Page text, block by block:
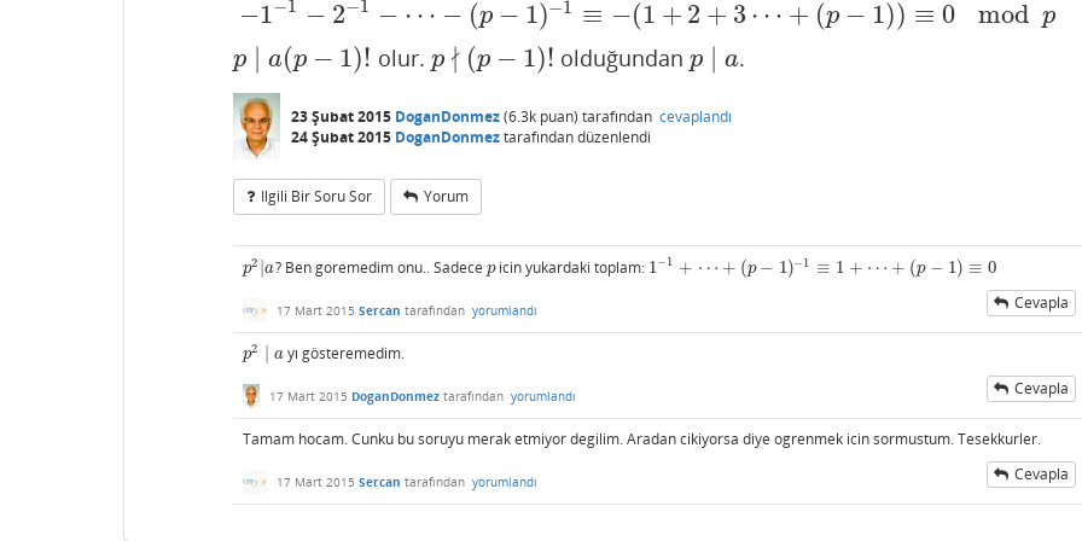
−1−1 − 2−1 − ⋯ − (p − 1)−1 ≡ −(1 + 2 + 3⋯ + (p − 1)) ≡ 0 mod p
−1−1− 2−1−⋯ −(p − 1 )− 1≡ −(1 +2 +3⋯+ (p− 1))≡0 modp
p ∣ a(p − 1)!
p a(p−1 )! olur. p ∤ (p − 1)!
p∤( p−1 )! olduğundan p ∣ a
p a .
23 Şubat 2015 DoganDonmez(6.3k puan) tarafından cevaplandı
24 Şubat 2015 DoganDonmeztarafındandüzenlendi
Ilgili Bir Soru Sor Yorum
p2 a
p2 |a? Ben goremedim onu.. Sadece p
picin yukardaki toplam: 1−1 + ⋯ + (p − 1)−1 ≡ 1 + ⋯ + (p − 1) ≡ 0
1−1 +⋯ + (p −1) −1≡1 +⋯+( p−1 )≡ 0
17 Mart 2015 Sercan tarafından yorumlandı Cevapla
p2 a
p2 a yı gösteremedim.
17 Mart 2015 DoganDonmez tarafından yorumlandı Cevapla
Tamam hocam. Cunku bu soruyu merak etmiyor degilim. Aradan cikiyorsa diye ogrenmek icin sormustum. Tesekkurler.
17 Mart 2015 Sercan tarafından yorumlandı Cevapla